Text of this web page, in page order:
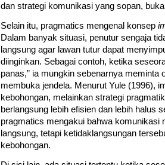
dan strategi komunikasi yang sopan,
Selain itu, pragmatics mengenal konsep
Dalam banyak situasi, penutur sengaja
langsung agar lawan tutur dapat
diinginkan. Sebagai contoh, ketika
panas,” ia mungkin sebenarnya meminta
membuka jendela. Menurut Yule (1996),
kebohongan, melainkan strategi
berlangsung lebih efisien dan lebih halus
pragmatics mengakui bahwa komunikasi
langsung, tetapi ketidaklangsungan
kebohongan.